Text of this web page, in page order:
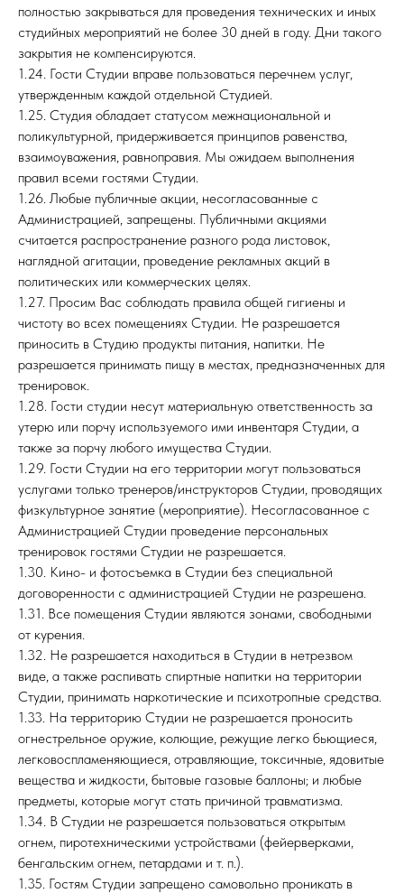
полностью закрываться для проведения технических и иных
студийных мероприятий не более 30 дней в году. Дни такого
закрытия не компенсируются.
1.24. Гости Студии вправе пользоваться перечнем услуг,
утвержденным каждой отдельной Студией.
1.25. Студия обладает статусом межнациональной и
поликультурной, придерживается принципов равенства,
взаимоуважения, равноправия. Мы ожидаем выполнения
правил всеми гостями Студии.
1.26. Любые публичные акции, несогласованные с
Администрацией, запрещены. Публичными акциями
считается распространение разного рода листовок,
наглядной агитации, проведение рекламных акций в
политических или коммерческих целях.
1.27. Просим Вас соблюдать правила общей гигиены и
чистоту во всех помещениях Студии. Не разрешается
приносить в Студию продукты питания, напитки. Не
разрешается принимать пищу в местах, предназначенных для
тренировок.
1.28. Гости студии несут материальную ответственность за
утерю или порчу используемого ими инвентаря Студии, а
также за порчу любого имущества Студии.
1.29. Гости Студии на его территории могут пользоваться
услугами только тренеров/инструкторов Студии, проводящих
физкультурное занятие (мероприятие). Несогласованное с
Администрацией Студии проведение персональных
тренировок гостями Студии не разрешается.
1.30. Кино- и фотосъемка в Студии без специальной
договоренности с администрацией Студии не разрешена.
1.31. Все помещения Студии являются зонами, свободными
от курения.
1.32. Не разрешается находиться в Студии в нетрезвом
виде, а также распивать спиртные напитки на территории
Студии, принимать наркотические и психотропные средства.
1.33. На территорию Студии не разрешается проносить
огнестрельное оружие, колющие, режущие легко бьющиеся,
легковоспламеняющиеся, отравляющие, токсичные, ядовитые
вещества и жидкости, бытовые газовые баллоны; и любые
предметы, которые могут стать причиной травматизма.
1.34. В Студии не разрешается пользоваться открытым
огнем, пиротехническими устройствами (фейерверками,
бенгальским огнем, петардами и т. п.).
1.35. Гостям Студии запрещено самовольно проникать в